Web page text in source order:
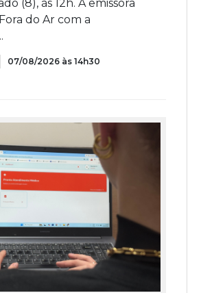
(8), às 12h. A emissora
do Ar com a
07/08/2026 às 14h30